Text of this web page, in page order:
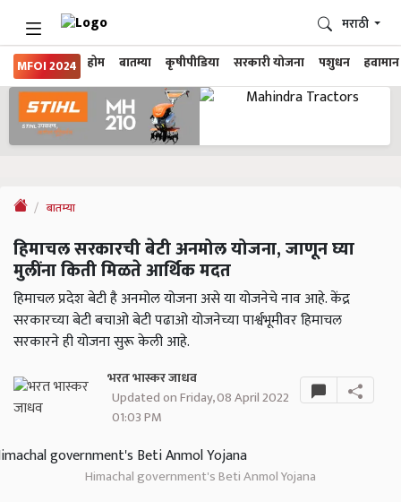
MFOI 2024 होम बातम्या कृषीपीडिया सरकारी योजना पशुधन हवामान
मराठी
बातम्या
हिमाचल सरकारची बेटी अनमोल योजना, जाणून घ्या
मुलींना किती मिळते आर्थिक मदत
हिमाचल प्रदेश बेटी है अनमोल योजना असे या योजनेचे नाव आहे. केंद्र
सरकारच्या बेटी बचाओ बेटी पढाओ योजनेच्या पार्श्वभूमीवर हिमाचल
सरकारने ही योजना सुरू केली आहे.
भरत भास्कर जाधव
Updated on Friday, 08 April 2022
01:03 PM
Himachal government's Beti Anmol Yojana